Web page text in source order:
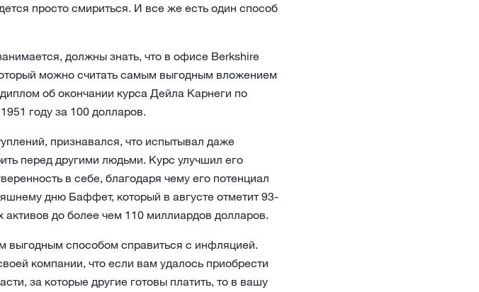
просто смириться. И все же есть один способ
должны знать, что в офисе Berkshire
можно считать самым выгодным вложением
об окончании курса Дейла Карнеги по
году за 100 долларов.
признавался, что испытывал даже
перед другими людьми. Курс улучшил его
в себе, благодаря чему его потенциал
дню Баффет, который в августе отметит 93-
активов до более чем 110 миллиардов долларов.
выгодным способом справиться с инфляцией.
компании, что если вам удалось приобрести
за которые другие готовы платить, то в вашу